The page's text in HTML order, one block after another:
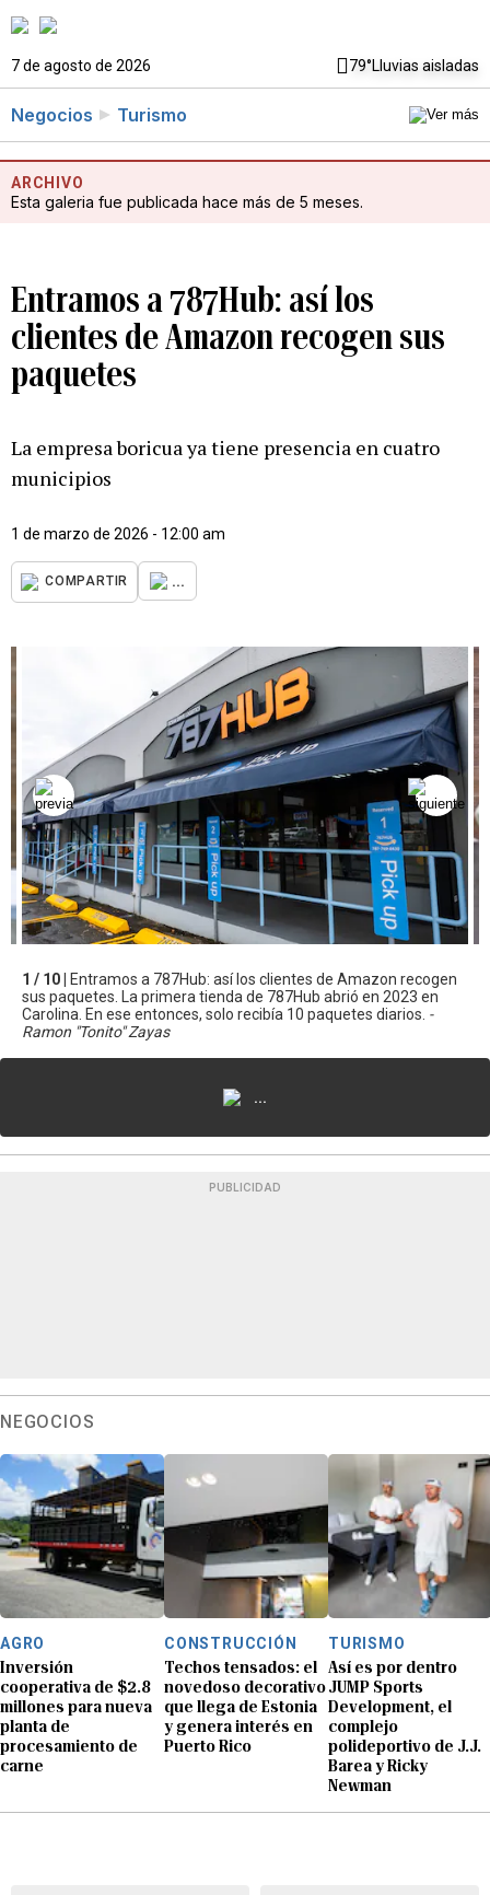
7 de agosto de 2026 79°Lluvias aisladas
Negocios Turismo
ARCHIVO
Esta galeria fue publicada hace más de 5 meses.
Entramos a 787Hub: así los
clientes de Amazon recogen sus
paquetes
La empresa boricua ya tiene presencia en cuatro
municipios
1 de marzo de 2026 - 12:00 am
COMPARTIR ...
1 / 10 |
Entramos a 787Hub: así los clientes de Amazon recogen
sus paquetes. La primera tienda de 787Hub abrió en 2023 en
Carolina. En ese entonces, solo recibía 10 paquetes diarios. -
Ramon "Tonito" Zayas
...
PUBLICIDAD
NEGOCIOS
AGRO
Inversión
cooperativa de $2.8
millones para nueva
planta de
procesamiento de
carne
CONSTRUCCIÓN
Techos tensados: el
novedoso decorativo
que llega de Estonia
y genera interés en
Puerto Rico
TURISMO
Así es por dentro
JUMP Sports
Development, el
complejo
polideportivo de J.J.
Barea y Ricky
Newman